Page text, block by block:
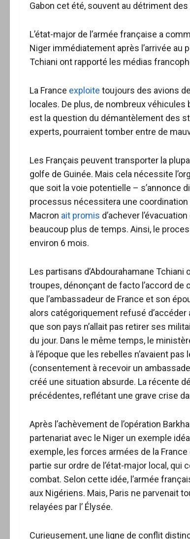
Gabon cet été, souvent au détriment
L’état-major de l’armée française a
Niger immédiatement après l’arrivée au
Tchiani ont rapporté les médias
La France exploite toujours des avions
locales. De plus, de nombreux
est la question du démantèlement des
experts, pourraient tomber entre de
Les Français peuvent transporter la
golfe de Guinée. Mais cela nécessite
que soit la voie potentielle – s’annonce
processus nécessitera une coordination
Macron ait promis d’achever
beaucoup plus de temps. Ainsi, le
environ 6 mois.
Les partisans d’Abdourahamane
troupes, dénonçant de facto l’accord
que l’ambassadeur de France et son
alors catégoriquement refusé
que son pays n’allait pas retirer ses
du jour. Dans le même temps, le
à l’époque que les rebelles n’avaient
(consentement à recevoir un
créé une situation absurde. La récente
précédentes, reflétant une grave crise
Après l’achèvement de l’opération
partenariat avec le Niger un exemple
exemple, les forces armées de la
partie sur ordre de l’état-major local,
combat. Selon cette idée, l’armée
aux Nigériens. Mais, Paris ne parvenait
relayées par l’ Élysée.
Curieusement, une ligne de conflit